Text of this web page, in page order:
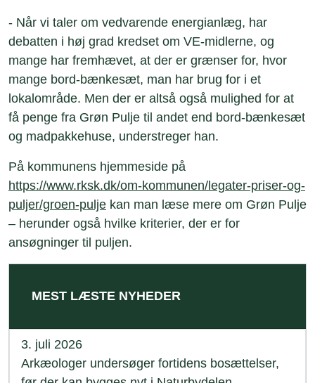
- Når vi taler om vedvarende energianlæg, har
debatten i høj grad kredset om VE-midlerne, og
mange har fremhævet, at der er grænser for, hvor
mange bord-bænkesæt, man har brug for i et
lokalområde. Men der er altså også mulighed for at
få penge fra Grøn Pulje til andet end bord-bænkesæt
og madpakkehuse, understreger han.
På kommunens hjemmeside på
https://www.rksk.dk/om-kommunen/legater-priser-og-
puljer/groen-pulje kan man læse mere om Grøn Pulje
– herunder også hvilke kriterier, der er for
ansøgninger til puljen.
MEST LÆSTE NYHEDER
3. juli 2026
Arkæologer undersøger fortidens bosættelser,